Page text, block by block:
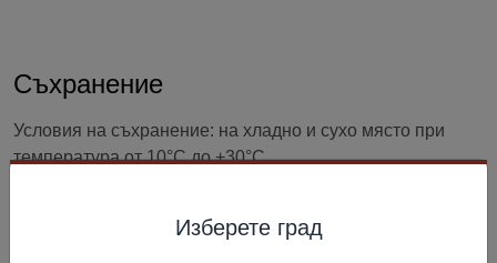
Съхранение
Условия на съхранение: на хладно и сухо място при
температура от 10°C до +30°C.
След отваряне съхранявайте в хладилник в рамките на
Изберете град